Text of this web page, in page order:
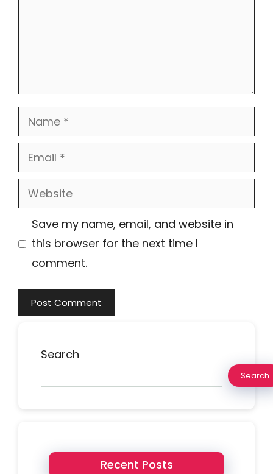
Name
Email
Website
Save my name, email, and website in
this browser for the next time I
comment.
Search
Search
Recent Posts